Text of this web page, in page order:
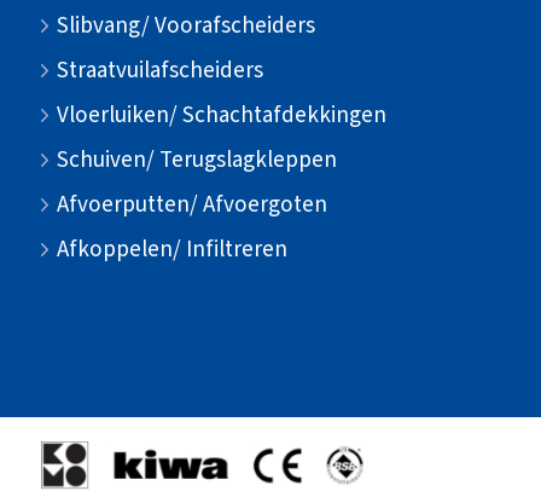
Slibvang/ Voorafscheiders
Straatvuilafscheiders
Vloerluiken/ Schachtafdekkingen
Schuiven/ Terugslagkleppen
Afvoerputten/ Afvoergoten
Afkoppelen/ Infiltreren